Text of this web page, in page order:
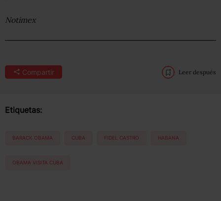
Notimex
Compartir Leer después
Etiquetas:
BARACK OBAMA CUBA FIDEL CASTRO HABANA
OBAMA VISITA CUBA